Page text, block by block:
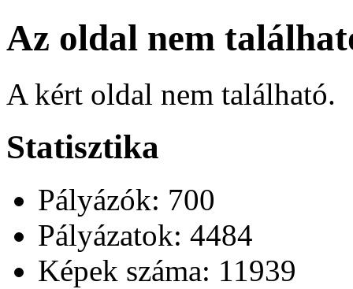
Az oldal nem
A kért oldal nem található.
Statisztika
Pályázók: 700
Pályázatok: 4484
Képek száma: 11939